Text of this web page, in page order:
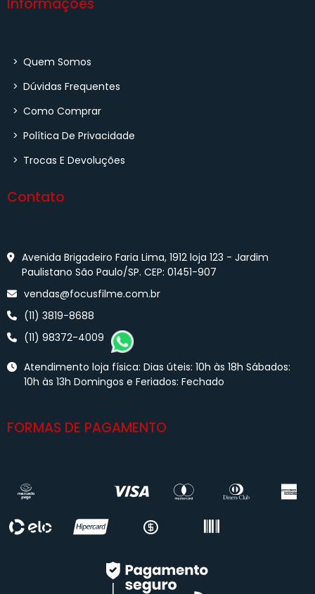
Informações
> Quem Somos
> Dúvidas Frequentes
> Como Comprar
> Política De Privacidade
> Trocas E Devoluções
Contato
Avenida Brigadeiro Faria Lima, 1912 loja 123 - Jardim
Paulistano São Paulo/SP. CEP: 01451-907
vendas@focusfilme.com.br
(11) 3819-8688
(11) 98372-4009
Atendimento loja física: Dias úteis: 10h às 18h Sábados:
10h às 13h Domingos e Feriados: Fechado
FORMAS DE PAGAMENTO